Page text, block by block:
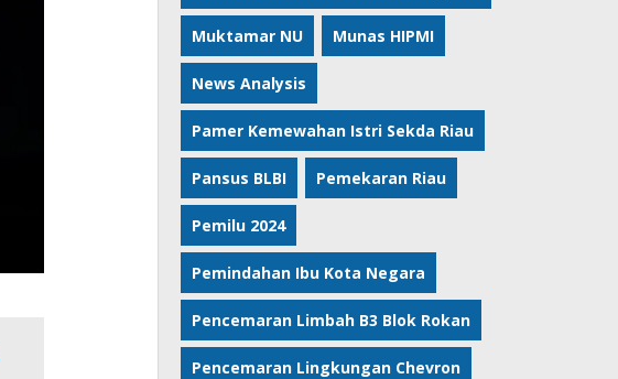
Muktamar NU Munas HIPMI
News Analysis
Pamer Kemewahan Istri Sekda Riau
Pansus BLBI Pemekaran Riau
Pemilu 2024
Pemindahan Ibu Kota Negara
Pencemaran Limbah B3 Blok Rokan
Pencemaran Lingkungan Chevron